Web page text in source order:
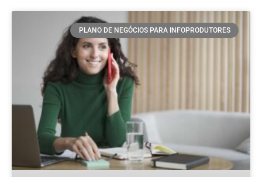
PLANO DE NEGÓCIOS PARA INFOPRODUTORES